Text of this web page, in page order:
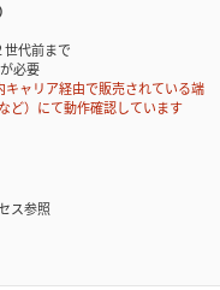
代前まで
必要
ャリア経由で販売されている端
ど）にて動作確認しています
ス参照